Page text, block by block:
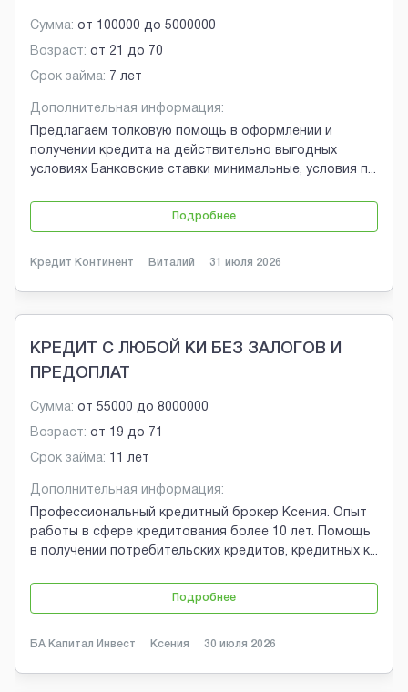
Сумма: от 100000 до 5000000
Возраст: от 21 до 70
Срок займа: 7 лет
Дополнительная информация:
Предлагаем толковую помощь в оформлении и
получении кредита на действительно выгодных
условиях Банковские ставки минимальные, условия п...
Подробнее
Кредит Континент Виталий 31 июля 2026
КРЕДИТ С ЛЮБОЙ КИ БЕЗ ЗАЛОГОВ И
ПРЕДОПЛАТ
Сумма: от 55000 до 8000000
Возраст: от 19 до 71
Срок займа: 11 лет
Дополнительная информация:
Профессиональный кредитный брокер Ксения. Опыт
работы в сфере кредитования более 10 лет. Помощь
в получении потребительских кредитов, кредитных к...
Подробнее
БА Капитал Инвест Ксения 30 июля 2026